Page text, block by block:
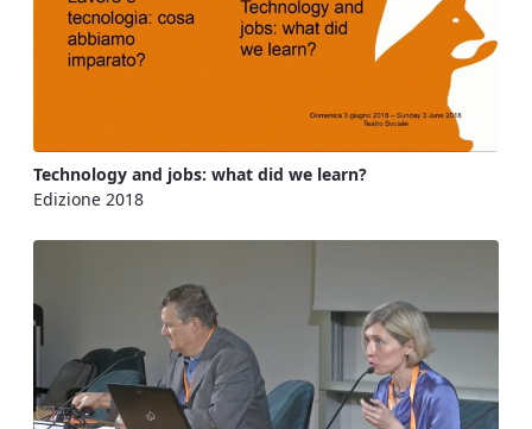
Technology and jobs: what did we learn?
Edizione 2018